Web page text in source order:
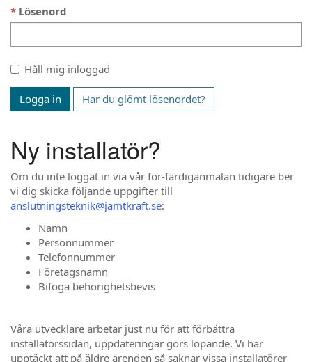
Lösenord
Håll mig inloggad
Logga in Har du glömt lösenordet?
Ny installatör?
Om du inte loggat in via vår för-färdiganmälan tidigare ber
vi dig skicka följande uppgifter till
anslutningsteknik@jamtkraft.se:
Namn
Personnummer
Telefonnummer
Företagsnamn
Bifoga behörighetsbevis
Våra utvecklare arbetar just nu för att förbättra
installatörssidan, uppdateringar görs löpande. Vi har
upptäckt att på äldre ärenden så saknar vissa installatörer